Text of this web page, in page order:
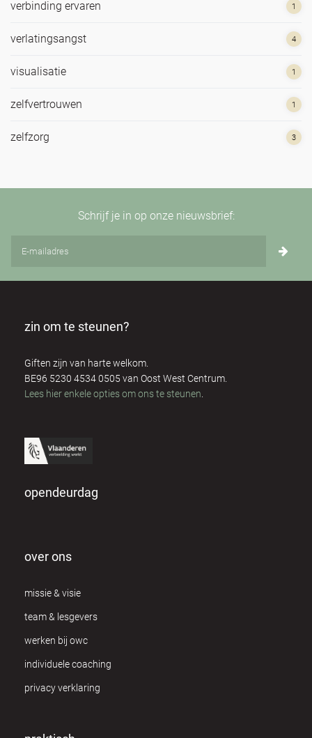
verbinding ervaren 1
verlatingsangst 4
visualisatie 1
zelfvertrouwen 1
zelfzorg 3
Schrijf je in op onze nieuwsbrief:
zin om te steunen?
Giften zijn van harte welkom.
BE96 5230 4534 0505 van Oost West Centrum.
Lees hier enkele opties om ons te steunen
opendeurdag
over ons
missie & visie
team & lesgevers
werken bij owc
individuele coaching
privacy verklaring